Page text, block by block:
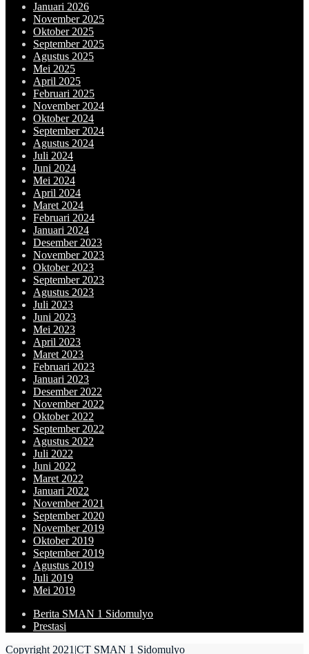
Januari 2026
November 2025
Oktober 2025
September 2025
Agustus 2025
Mei 2025
April 2025
Februari 2025
November 2024
Oktober 2024
September 2024
Agustus 2024
Juli 2024
Juni 2024
Mei 2024
April 2024
Maret 2024
Februari 2024
Januari 2024
Desember 2023
November 2023
Oktober 2023
September 2023
Agustus 2023
Juli 2023
Juni 2023
Mei 2023
April 2023
Maret 2023
Februari 2023
Januari 2023
Desember 2022
November 2022
Oktober 2022
September 2022
Agustus 2022
Juli 2022
Juni 2022
Maret 2022
Januari 2022
November 2021
September 2020
November 2019
Oktober 2019
September 2019
Agustus 2019
Juli 2019
Mei 2019
Berita SMAN 1 Sidomulyo
Prestasi
Copyright 2021|CT SMAN 1 Sidomulyo